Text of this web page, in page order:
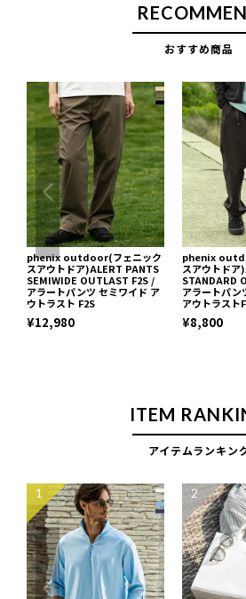
おすすめ商品
phenix outdoor(フェニック
スアウトドア)ALERT PANTS
SEMIWIDE OUTLAST F2S /
アラートパンツ セミワイド ア
ウトラスト F2S
¥12,980
phenix
スアウトド
STANDARD
アラートパン
アウトラスト
¥8,800
ITEM
アイテムランキン
1 2